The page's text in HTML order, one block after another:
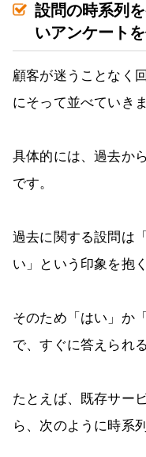
設問の時系列
いアンケート
顧客が迷うことなく
にそって並べていき
具体的には、過去か
です。
過去に関する設問は
い」という印象を抱
そのため「はい」か
で、すぐに答えられ
たとえば、既存サー
ら、次のように時系